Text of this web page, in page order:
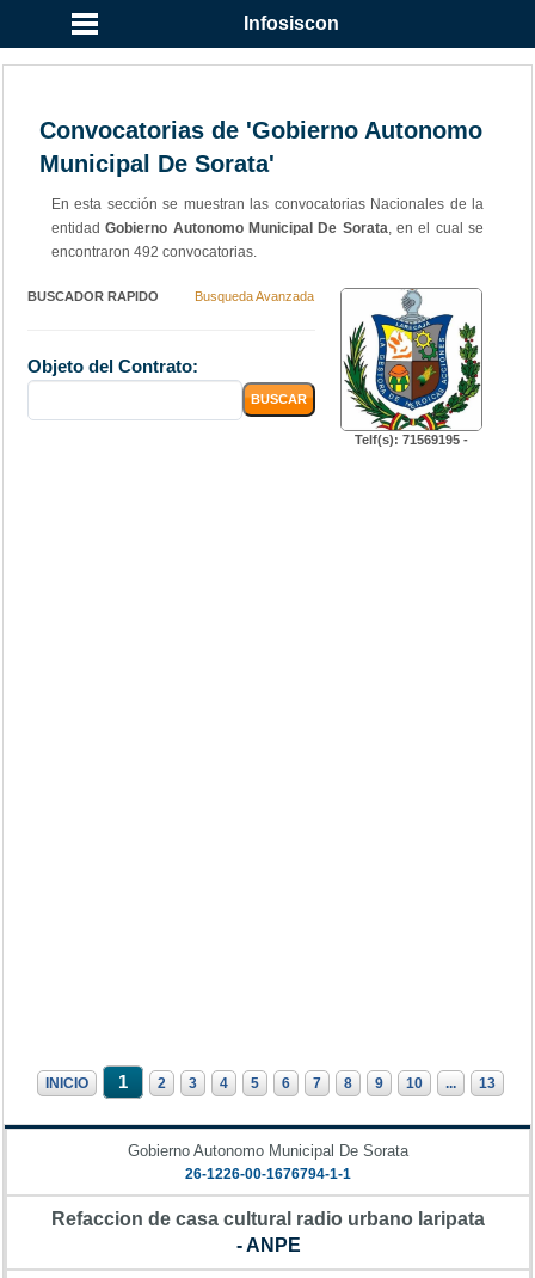
Infosiscon
Convocatorias de 'Gobierno Autonomo
Municipal De Sorata'
En esta sección se muestran las convocatorias Nacionales de la
entidadGobierno Autonomo Municipal De Sorata, en el cual se
encontraron 492 convocatorias.
BUSCADOR RAPIDO Busqueda Avanzada
Objeto del Contrato:
Telf(s): 71569195 -
INICIO 1 2 3 4 5 6 7 8 9 10 ... 13
Gobierno Autonomo Municipal De Sorata
26-1226-00-1676794-1-1
Refaccion de casa cultural radio urbano laripata
- ANPE